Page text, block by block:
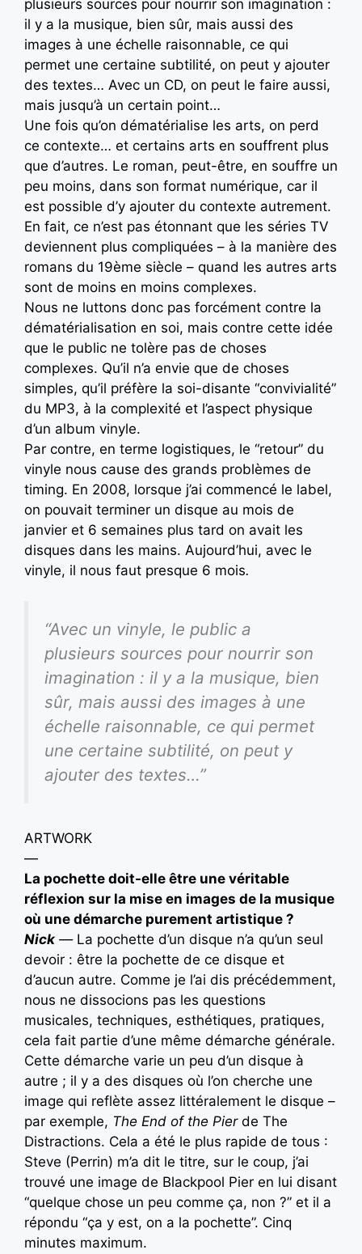
plusieurs sources pour nourrir son imagination :
il y a la musique, bien sûr, mais aussi des
images à une échelle raisonnable, ce qui
permet une certaine subtilité, on peut y ajouter
des textes… Avec un CD, on peut le faire aussi,
mais jusqu’à un certain point…
Une fois qu’on dématérialise les arts, on perd
ce contexte… et certains arts en souffrent plus
que d’autres. Le roman, peut-être, en souffre un
peu moins, dans son format numérique, car il
est possible d’y ajouter du contexte autrement.
En fait, ce n’est pas étonnant que les séries TV
deviennent plus compliquées – à la manière des
romans du 19ème siècle – quand les autres arts
sont de moins en moins complexes.
Nous ne luttons donc pas forcément contre la
dématérialisation en soi, mais contre cette idée
que le public ne tolère pas de choses
complexes. Qu’il n’a envie que de choses
simples, qu’il préfère la soi-disante “convivialité”
du MP3, à la complexité et l’aspect physique
d’un album vinyle.
Par contre, en terme logistiques, le “retour” du
vinyle nous cause des grands problèmes de
timing. En 2008, lorsque j’ai commencé le label,
on pouvait terminer un disque au mois de
janvier et 6 semaines plus tard on avait les
disques dans les mains. Aujourd’hui, avec le
vinyle, il nous faut presque 6 mois.
“Avec un vinyle, le public a
plusieurs sources pour nourrir son
imagination : il y a la musique, bien
sûr, mais aussi des images à une
échelle raisonnable, ce qui permet
une certaine subtilité, on peut y
ajouter des textes…”
ARTWORK
—
La pochette doit-elle être une véritable
réflexion sur la mise en images de la musique
où une démarche purement artistique ?
Nick —La pochette d’un disque n’a qu’un seul
devoir : être la pochette de ce disque et
d’aucun autre. Comme je l’ai dis précédemment,
nous ne dissocions pas les questions
musicales, techniques, esthétiques, pratiques,
cela fait partie d’une même démarche générale.
Cette démarche varie un peu d’un disque à
autre ; il y a des disques où l’on cherche une
image qui reflète assez littéralement le disque –
par exemple, The End of the Pierde The
Distractions. Cela a été le plus rapide de tous :
Steve (Perrin) m’a dit le titre, sur le coup, j’ai
trouvé une image de Blackpool Pier en lui disant
“quelque chose un peu comme ça, non ?” et il a
répondu “ça y est, on a la pochette”. Cinq
minutes maximum.